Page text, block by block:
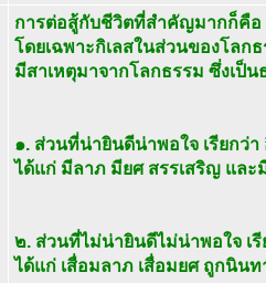
การต่อสู้กับชีวิตที่สำคัญมากก็คือ
โดยเฉพาะกิเลสในส่วนของโลก
มีสาเหตุมาจากโลกธรรม ซึ่งเป็
๑. ส่วนที่น่ายินดีน่าพอใจ เรียกว่
ได้แก่ มีลาภ มียศ สรรเสริญ และ
๒. ส่วนที่ไม่น่ายินดีไม่น่าพอใจ เ
ได้แก่ เสื่อมลาภ เสื่อมยศ ถูกนิน